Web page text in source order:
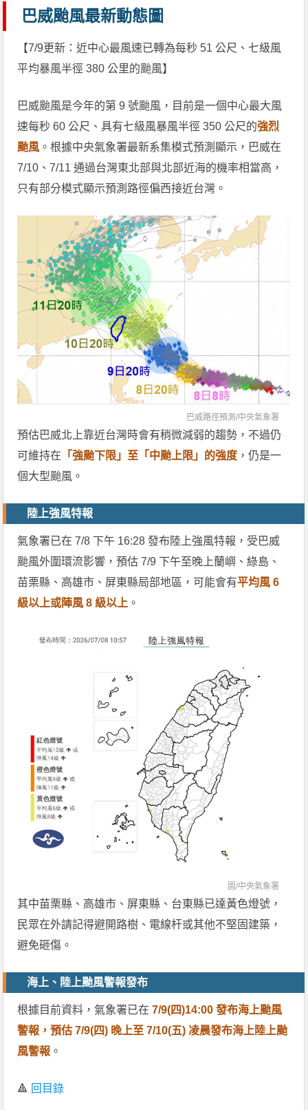
巴威颱風最新動態圖
【7/9更新：近中心最風速已轉為每秒 51 公尺、七級風
平均暴風半徑 380 公里的颱風】
巴威颱風是今年的第 9 號颱風，目前是一個中心最大風
速每秒 60 公尺、具有七級風暴風半徑 350 公尺的強烈
颱風 。根據中央氣象署最新系集模式預測顯示，巴威在
7/10、7/11 通過台灣東北部與北部近海的機率相當高，
只有部分模式顯示預測路徑偏西接近台灣。
巴威路徑預測/中央氣象署
預估巴威北上靠近台灣時會有稍微減弱的趨勢，不過仍
可維持在 「強颱下限」至「中颱上限」的強度 ，仍是一
個大型颱風。
陸上強風特報
氣象署已在 7/8 下午 16:28 發布陸上強風特報，受巴威
颱風外圍環流影響，預估 7/9 下午至晚上蘭嶼、綠島、
苗栗縣、高雄市、屏東縣局部地區，可能會有平均風 6
級以上或陣風 8 級以上 。
圖/中央氣象署
其中苗栗縣、高雄市、屏東縣、台東縣已達黃色燈號，
民眾在外請記得避開路樹、電線杆或其他不堅固建築，
避免砸傷。
海上、陸上颱風警報發布
根據目前資料，氣象署已在 7/9(四)14:00 發布海上颱風
警報，預估 7/9(四) 晚上至 7/10(五) 凌晨發布海上陸上颱
風警報 。
🔺 回目錄